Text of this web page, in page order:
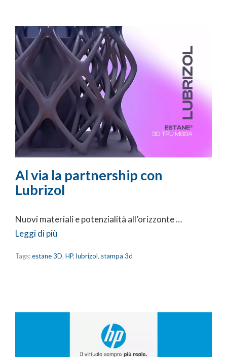
Al via la partnership con
Lubrizol
Nuovi materiali e potenzialità all’orizzonte …
Leggi di più
Tags:estane 3D, HP, lubrizol, stampa 3d